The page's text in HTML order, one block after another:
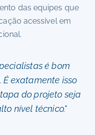
das equipes que
acessível em
é bom
exatamente isso
do projeto seja
nível técnico."